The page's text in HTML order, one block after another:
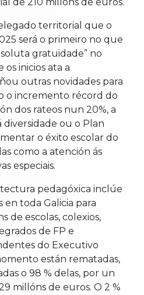
territorial que o
será o primeiro no que
gratuidade” no
os inicios ata a
outras novidades para
o incremento récord do
dos rateos nun 20%, a
ou o Plan
o éxito escolar do
como a atención ás
especiais.
pedagóxica inclúe
en toda Galicia para
de escolas, colexios,
de FP e
do Executivo
están rematadas,
o 98 % delas, por un
millóns de euros. O 2 %